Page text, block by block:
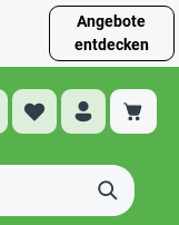
Angebote
entdecken